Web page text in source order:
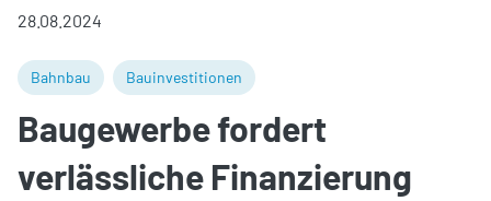
28.08.2024
Bahnbau Bauinvestitionen
Baugewerbe fordert
verlässliche Finanzierung